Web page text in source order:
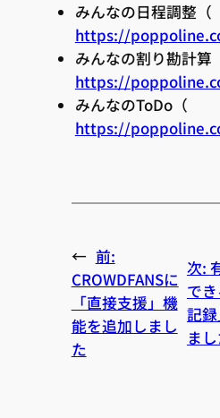
みんなの日程調整（
https://
みんなの割り勘計算
https://
みんなのToDo（
https://
← 前:
CROWDFANSに
「直接支援」機
能を追加しまし
た
次:
で
記
ま